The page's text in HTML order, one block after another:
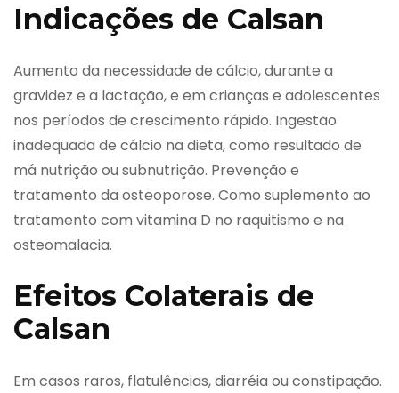
Indicações de Calsan
Aumento da necessidade de cálcio, durante a
gravidez e a lactação, e em crianças e adolescentes
nos períodos de crescimento rápido. Ingestão
inadequada de cálcio na dieta, como resultado de
má nutrição ou subnutrição. Prevenção e
tratamento da osteoporose. Como suplemento ao
tratamento com vitamina D no raquitismo e na
osteomalacia.
Efeitos Colaterais de
Calsan
Em casos raros, flatulências, diarréia ou constipação.